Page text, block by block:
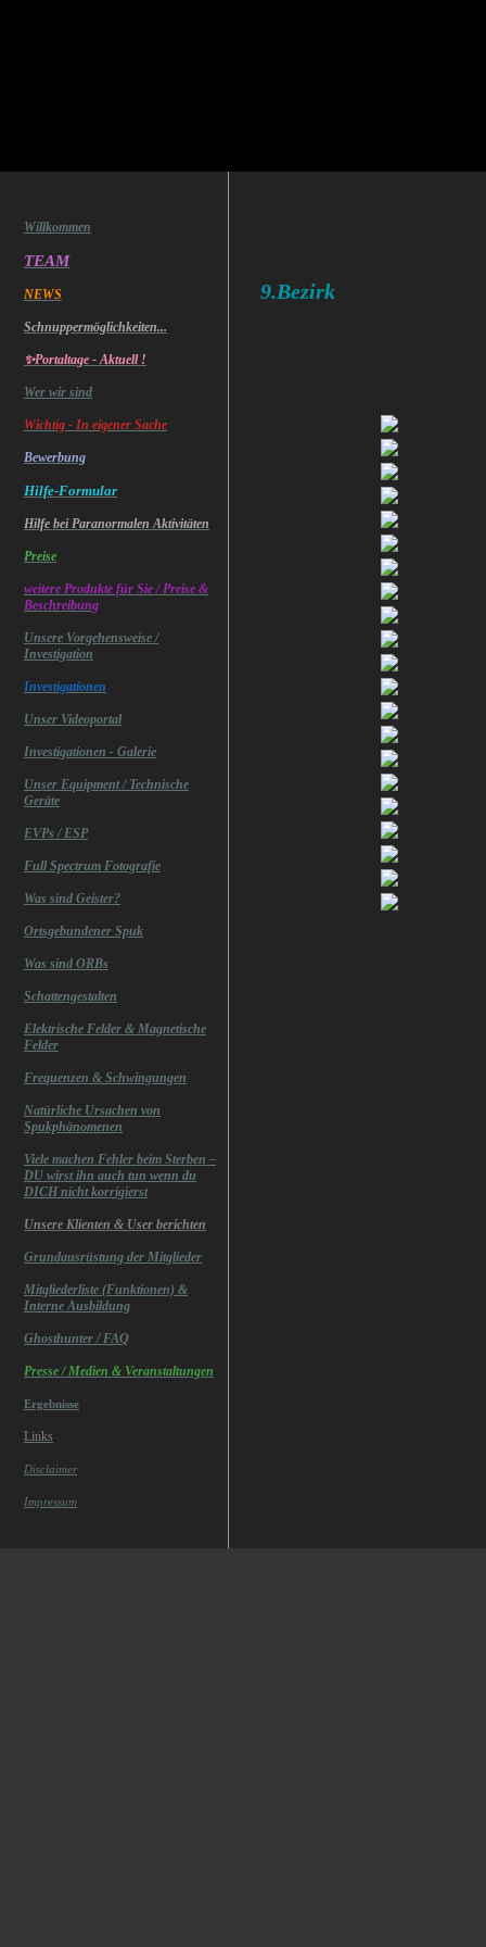
Willkommen
TEAM
NEWS
Schnuppermöglichkeiten...
✨Portaltage - Aktuell !
Wer wir sind
Wichtig - In eigener Sache
Bewerbung
Hilfe-Formular
Hilfe bei Paranormalen Aktivitäten
Preise
weitere Produkte für Sie / Preise &
Beschreibung
Unsere Vorgehensweise /
Investigation
Investigationen
Unser Videoportal
Investigationen - Galerie
Unser Equipment / Technische
Geräte
EVPs / ESP
Full Spectrum Fotografie
Was sind Geister?
Ortsgebundener Spuk
Was sind ORBs
Schattengestalten
Elektrische Felder & Magnetische
Felder
Frequenzen & Schwingungen
Natürliche Ursachen von
Spukphänomenen
Viele machen Fehler beim Sterben –
DU wirst ihn auch tun wenn du
DICH nicht korrigierst
Unsere Klienten & User berichten
Grundausrüstung der Mitglieder
Mitgliederliste (Funktionen) &
Interne Ausbildung
Ghosthunter / FAQ
Presse / Medien & Veranstaltungen
Ergebnisse
Links
Disclaimer
Impressum
9.Bezirk